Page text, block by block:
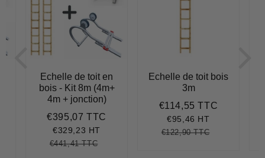
Echelle de toit en
bois - Kit 8m (4m+
4m + jonction)
Prix
réduit
€395,07 TTC
€329,23 HT
Prix
€441,41 TTC€441,41
Echelle de toit bois
3m
Prix
réduit
€114,55 TTC
€95,46 HT
Prix
€122,90 TTC€122,90